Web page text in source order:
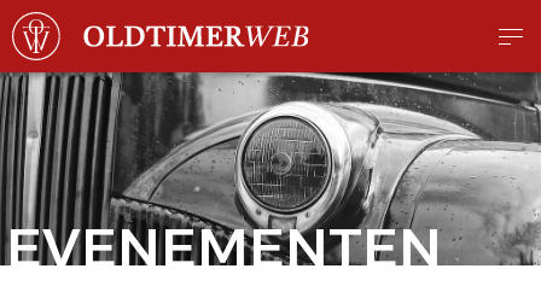
EVENEMENTEN